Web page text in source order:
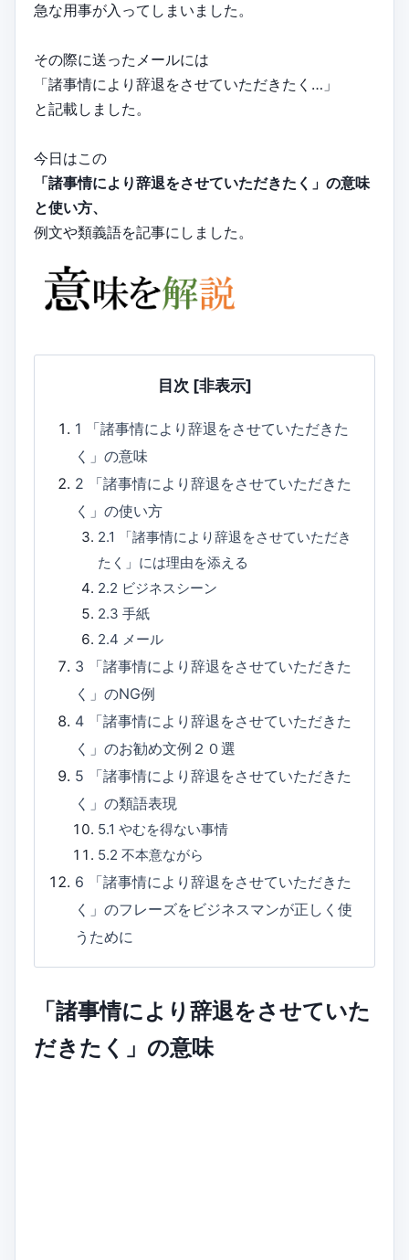
急な用事が入ってしまいました。
その際に送ったメールには
「諸事情により辞退をさせていただきたく…」
と記載しました。
今日はこの
「諸事情により辞退をさせていただきたく」の意味
と使い方、
例文や類義語を記事にしました。
目次 [非表示]
1
「諸事情により辞退をさせていただきた
く」の意味
2
「諸事情により辞退をさせていただきた
く」の使い方
2.1
「諸事情により辞退をさせていただき
たく」には理由を添える
2.2 ビジネスシーン
2.3 手紙
2.4 メール
3
「諸事情により辞退をさせていただきた
く」のNG例
4
「諸事情により辞退をさせていただきた
く」のお勧め文例２０選
5
「諸事情により辞退をさせていただきた
く」の類語表現
5.1 やむを得ない事情
5.2 不本意ながら
6
「諸事情により辞退をさせていただきた
く」のフレーズをビジネスマンが正しく使
うために
「諸事情により辞退をさせていた
だきたく」の意味